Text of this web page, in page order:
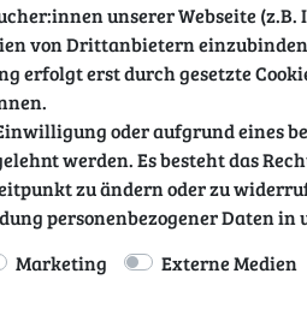
AGB
©
unserer Webseite (z.B.
von Drittanbietern
erfolgt erst durch gesetzte
oder aufgrund eines
werden. Es besteht das
zu ändern oder zu
personenbezogener Daten in
Marketing Externe Medien